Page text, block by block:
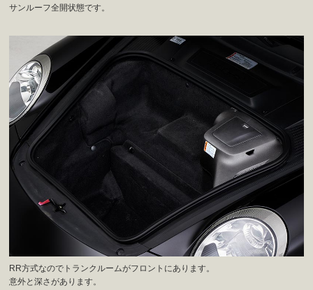
サンルーフ全開状態です。
RR方式なのでトランクルームがフロントにあります。
意外と深さがあります。